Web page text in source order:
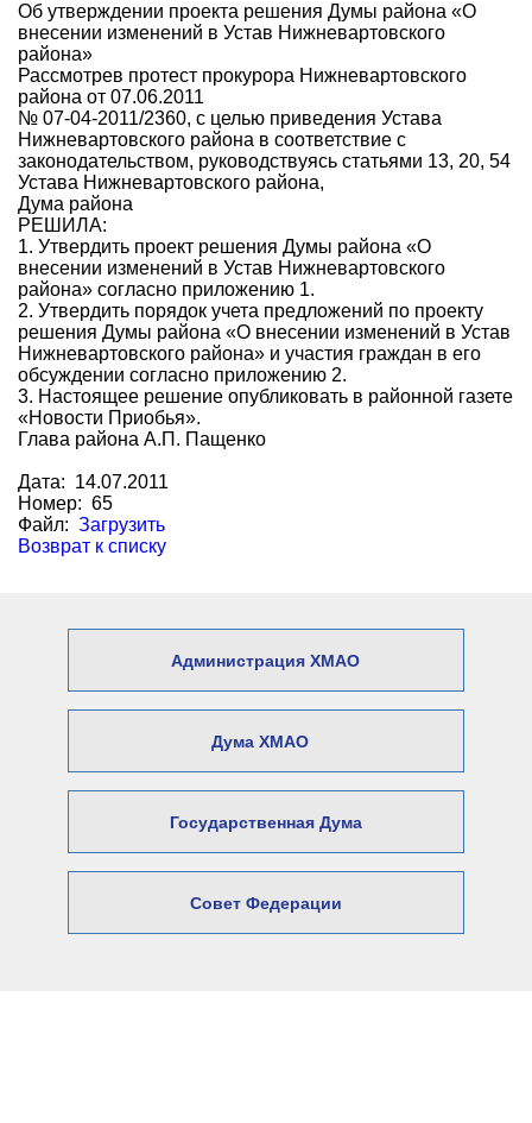
Об утверждении проекта решения Думы района «О
внесении изменений в Устав Нижневартовского
района»
Рассмотрев протест прокурора Нижневартовского
района от 07.06.2011
№ 07-04-2011/2360, с целью приведения Устава
Нижневартовского района в соответствие с
законодательством, руководствуясь статьями 13, 20, 54
Устава Нижневартовского района,
Дума района
РЕШИЛА:
1. Утвердить проект решения Думы района «О
внесении изменений в Устав Нижневартовского
района» согласно приложению 1.
2. Утвердить порядок учета предложений по проекту
решения Думы района «О внесении изменений в Устав
Нижневартовского района» и участия граждан в его
обсуждении согласно приложению 2.
3. Настоящее решение опубликовать в районной газете
«Новости Приобья».
Глава района А.П. Пащенко
Дата: 14.07.2011
Номер: 65
Файл: Загрузить
Возврат к списку
Администрация ХМАО
Дума ХМАО
Государственная Дума
Совет Федерации